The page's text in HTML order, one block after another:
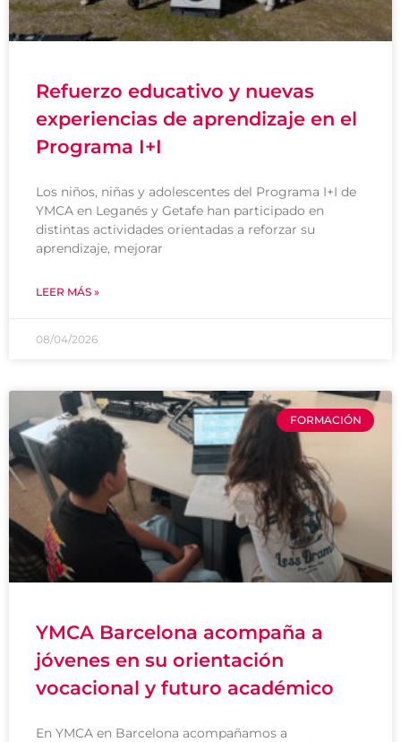
Refuerzo educativo y nuevas
experiencias de aprendizaje en el
Programa I+I
Los niños, niñas y adolescentes del Programa I+I de
YMCA en Leganés y Getafe han participado en
distintas actividades orientadas a reforzar su
aprendizaje, mejorar
LEER MÁS »
08/04/2026
FORMACIÓN
YMCA Barcelona acompaña a
jóvenes en su orientación
vocacional y futuro académico
En YMCA en Barcelona acompañamos a